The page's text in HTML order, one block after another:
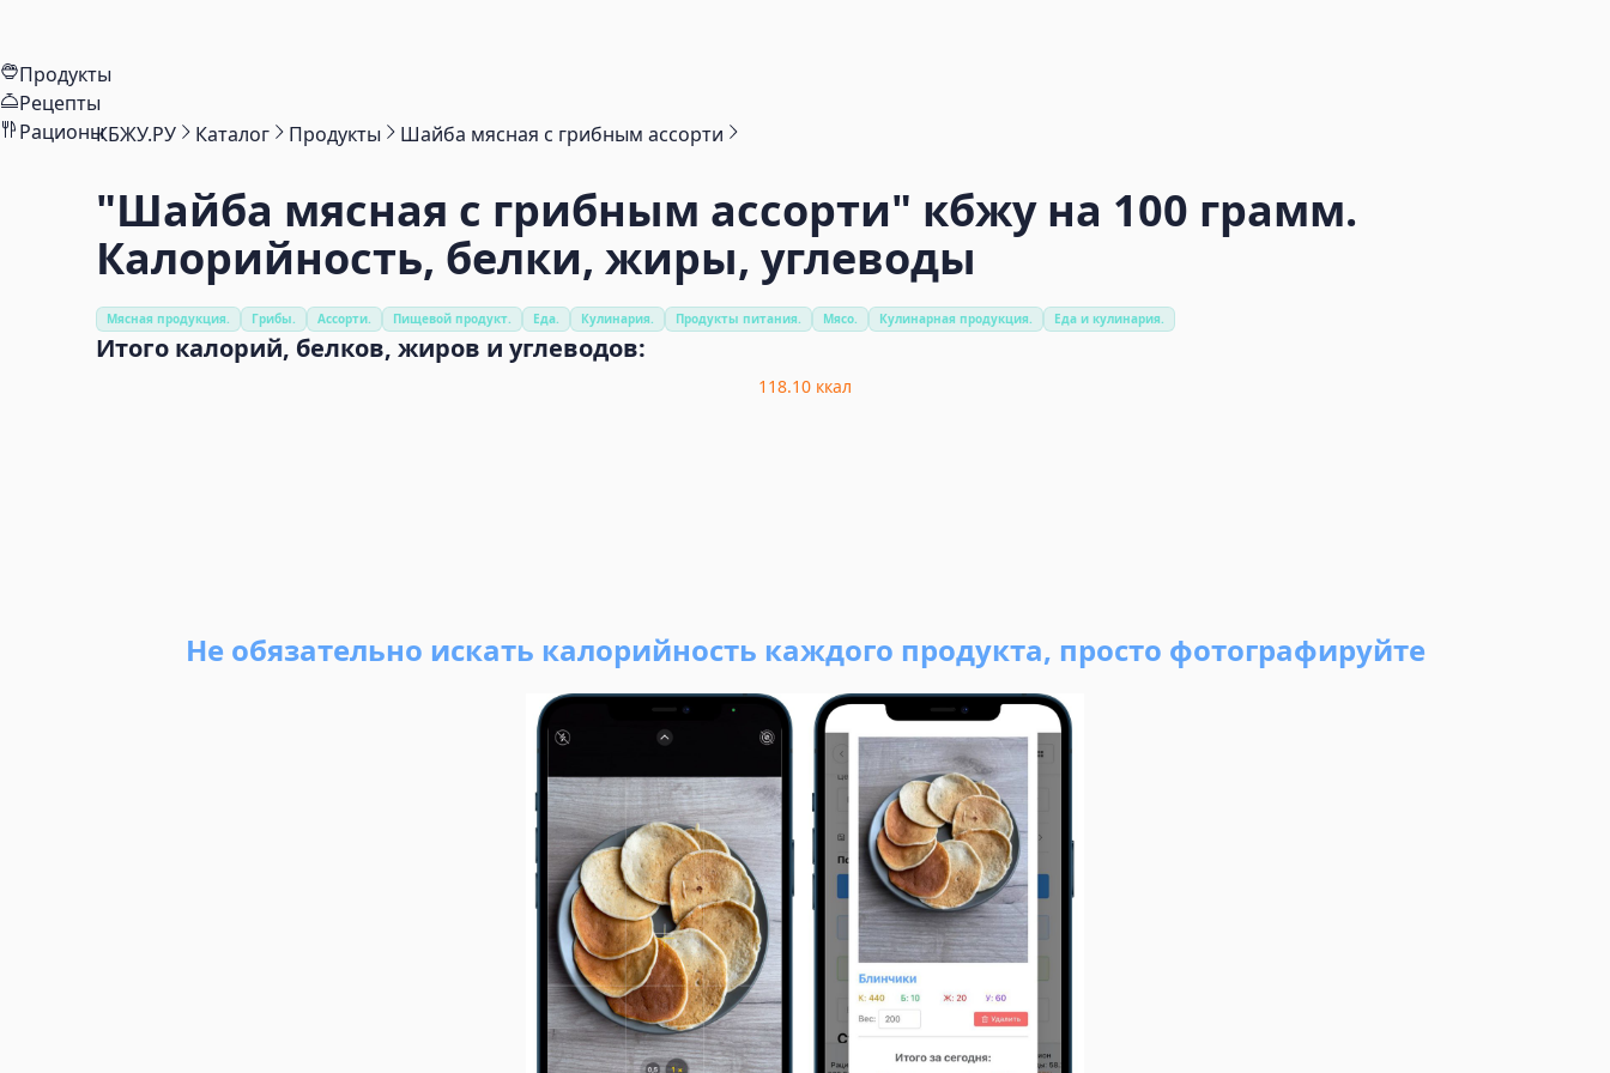
Продукты
Рецепты
РационыКБЖУ.РУ Каталог Продукты Шайба мясная с грибным ассорти
"Шайба мясная с грибным ассорти" кбжу на 100 грамм.
Калорийность, белки, жиры, углеводы
Мясная продукция. Грибы. Ассорти. Пищевой продукт. Еда. Кулинария. Продукты питания. Мясо. Кулинарная продукция. Еда и кулинария.
Итого калорий, белков, жиров и углеводов:
118.10 ккал
Не обязательно искать калорийность каждого продукта, просто фотографируйте